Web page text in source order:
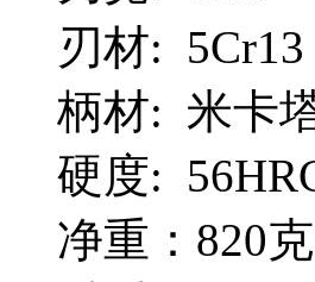
刃材: 5Cr13
柄材: 米卡
硬度:
净重：820克